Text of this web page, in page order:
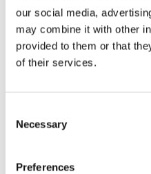
our social media,
may combine it with other
provided to them or that
of their services.
Selection
Necessary
Preferences
Language Services Oy.
av digitalt material kan
för olika material och
distribution.
engelska).
Läs mer